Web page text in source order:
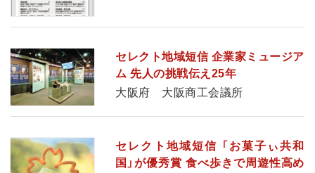
セレクト地域短信 企業家ミュージア
ム 先人の挑戦伝え25年
大阪府 大阪商工会議所
セレクト地域短信 「お菓子ぃ共和
国」が優秀賞 食べ歩きで周遊性高め